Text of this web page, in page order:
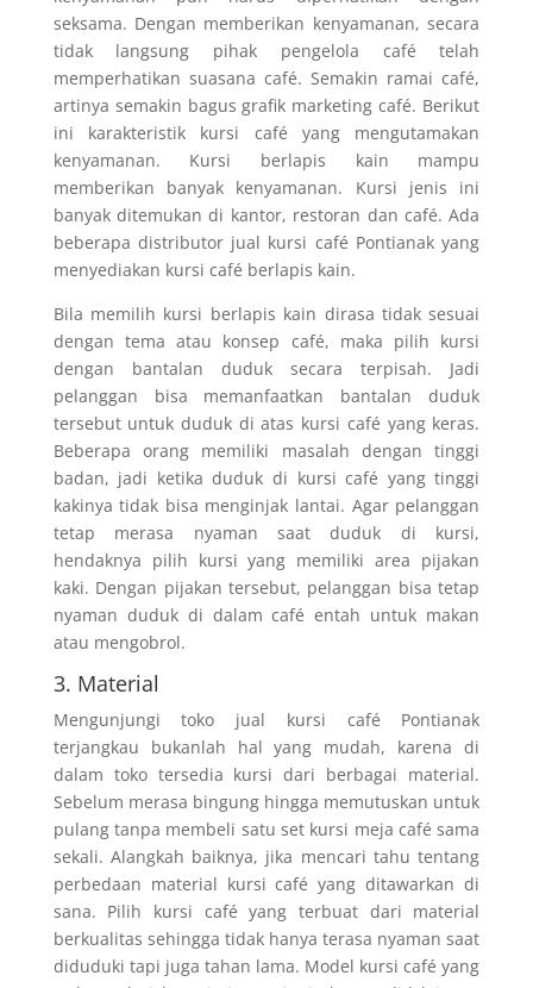
seksama. Dengan memberikan kenyamanan, secara
tidak langsung pihak pengelola café telah
memperhatikan suasana café. Semakin ramai café,
artinya semakin bagus grafik marketing café. Berikut
ini karakteristik kursi café yang mengutamakan
kenyamanan. Kursi berlapis kain mampu
memberikan banyak kenyamanan. Kursi jenis ini
banyak ditemukan di kantor, restoran dan café. Ada
beberapa distributor jual kursi café Pontianak yang
menyediakan kursi café berlapis kain.
Bila memilih kursi berlapis kain dirasa tidak sesuai
dengan tema atau konsep café, maka pilih kursi
dengan bantalan duduk secara terpisah. Jadi
pelanggan bisa memanfaatkan bantalan duduk
tersebut untuk duduk di atas kursi café yang keras.
Beberapa orang memiliki masalah dengan tinggi
badan, jadi ketika duduk di kursi café yang tinggi
kakinya tidak bisa menginjak lantai. Agar pelanggan
tetap merasa nyaman saat duduk di kursi,
hendaknya pilih kursi yang memiliki area pijakan
kaki. Dengan pijakan tersebut, pelanggan bisa tetap
nyaman duduk di dalam café entah untuk makan
atau mengobrol.
3. Material
Mengunjungi toko jual kursi café Pontianak
terjangkau bukanlah hal yang mudah, karena di
dalam toko tersedia kursi dari berbagai material.
Sebelum merasa bingung hingga memutuskan untuk
pulang tanpa membeli satu set kursi meja café sama
sekali. Alangkah baiknya, jika mencari tahu tentang
perbedaan material kursi café yang ditawarkan di
sana. Pilih kursi café yang terbuat dari material
berkualitas sehingga tidak hanya terasa nyaman saat
diduduki tapi juga tahan lama. Model kursi café yang